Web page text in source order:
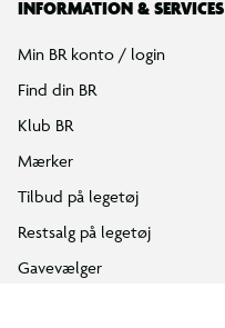
INFORMATION & SERVICES
Min BR konto / login
Find din BR
Klub BR
Mærker
Tilbud på legetøj
Restsalg på legetøj
Gavevælger